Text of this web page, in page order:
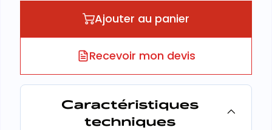
Ajouter au panier
Recevoir mon devis
Caractéristiques
techniques